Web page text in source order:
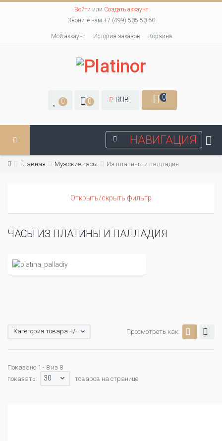
Войти или Создать аккаунт
Звоните нам +7 (499) 505-50-60
Мой аккаунт История заказов Корзина
0 0 ₽ RUB 0
НАВИГАЦИЯ
Главная Мужские часы Из платины и палладия
Открыть/скрыть фильтр
ЧАСЫ ИЗ ПЛАТИНЫ И ПАЛЛАДИЯ
Просмотреть как:
Категория товара +/-
Показано 1 - 8 из 8
показать:
30 товаров на странице